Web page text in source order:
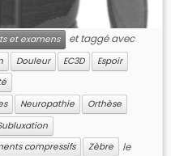
et examens et taggé avec
Douleur EC3D
Espoir
Neuropathie
Orthèse
compressifs Zèbre
le